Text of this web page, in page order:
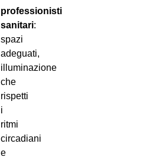
professionisti
sanitari:
spazi
adeguati,
illuminazione
che
rispetti
i
ritmi
circadiani
e